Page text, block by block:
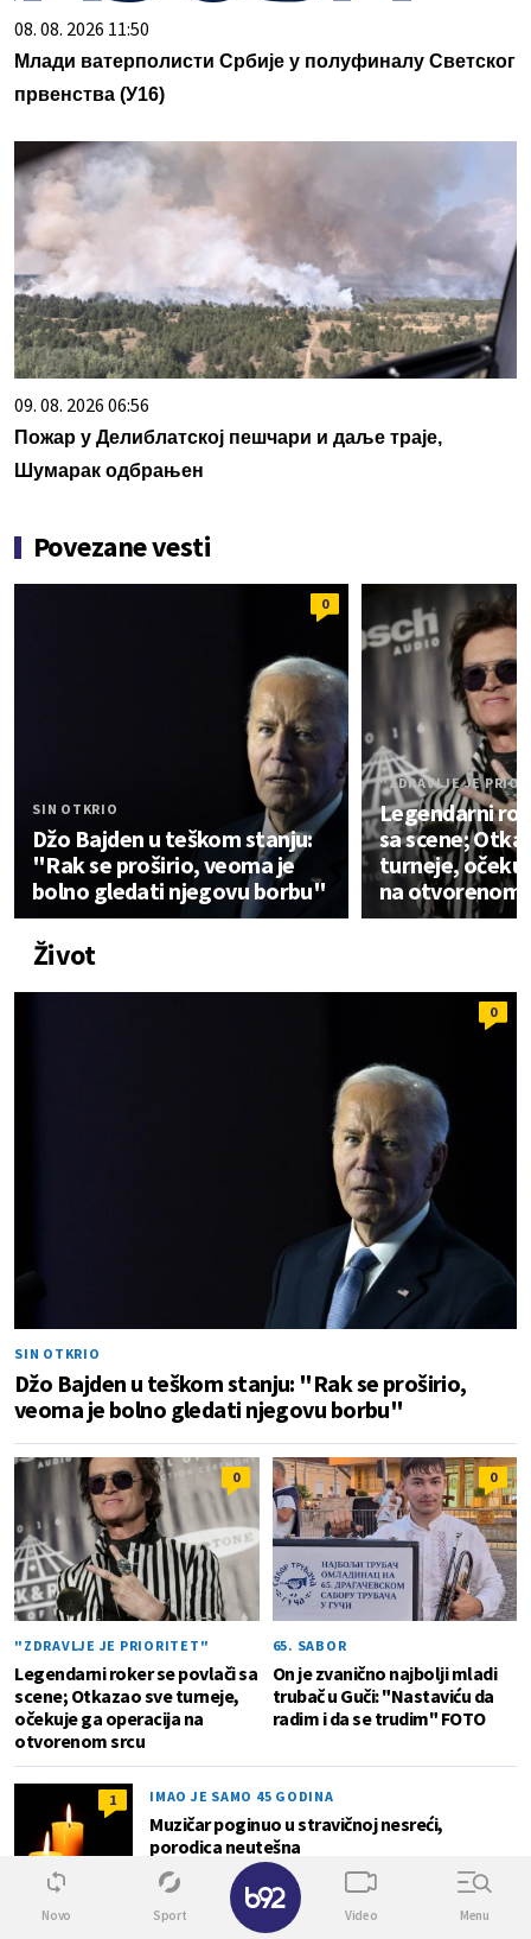
08. 08. 2026 11:50
Млади ватерполисти Србије у полуфиналу Светског
првенства (У16)
09. 08. 2026 06:56
Пожар у Делиблатској пешчари и даље траје,
Шумарак одбрањен
Povezane vesti
0
SIN OTKRIO
Džo Bajden u teškom stanju:
"Rak se proširio, veoma je
bolno gledati njegovu borbu"
"ZDRAVLJE JE
Legendarni
sa scene;
turneje,
na otvorenom
Život
0
SIN OTKRIO
Džo Bajden u teškom stanju: "Rak se proširio,
veoma je bolno gledati njegovu borbu"
0
"ZDRAVLJE JE PRIORITET"
Legendarni roker se povlači sa
scene; Otkazao sve turneje,
očekuje ga operacija na
otvorenom srcu
0
65. SABOR
On je zvanično najbolji mladi
trubač u Guči: "Nastaviću da
radim i da se trudim" FOTO
1 IMAO JE SAMO 45 GODINA
Muzičar poginuo u stravičnoj nesreći,
porodica neutešna
Novo Sport Video Menu
✕